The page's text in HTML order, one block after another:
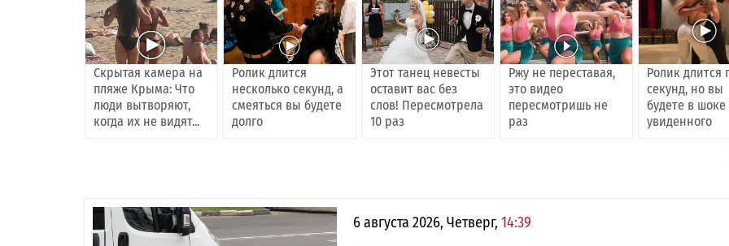
Скрытая камера на
пляже Крыма: Что
люди вытворяют,
когда их не видят...
Ролик длится
несколько секунд, а
смеяться вы будете
долго
Этот танец невесты
оставит вас без
слов! Пересмотрела
10 раз
Ржу не переставая,
это видео
пересмотришь не
раз
Ролик длится
секунд, но вы
будете в шоке
увиденного
6 августа 2026, Четверг, 14:39